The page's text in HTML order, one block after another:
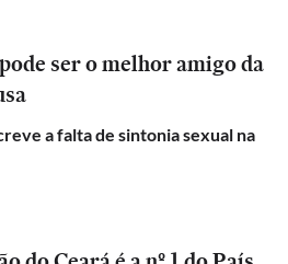
ser o melhor amigo da
a falta de sintonia sexual na